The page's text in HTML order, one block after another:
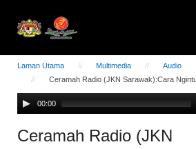
Laman Utama Multimedia
Audio
Ceramah Radio (JKN Sarawak):Cara
Audio
Player
00:00
Ceramah Radio (JKN